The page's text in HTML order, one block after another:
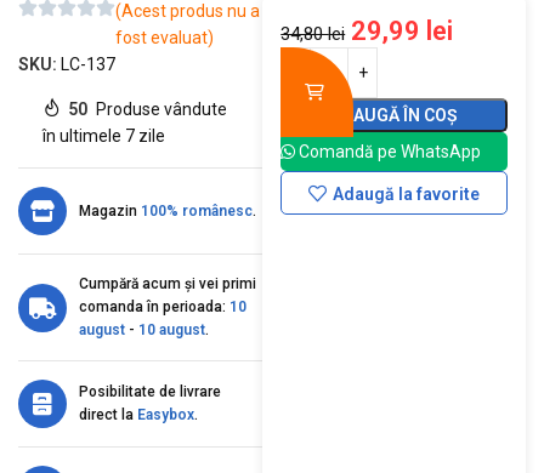
(Acest produs nu a
fost evaluat)
SKU: LC-137
50 Produse vândute
în ultimele 7 zile
Magazin 100% românesc.
Cumpără acum și vei primi
comanda în perioada: 10
august - 10 august.
Posibilitate de livrare
direct la Easybox.
34,80lei 29,99 lei
ADAUGĂ ÎN COȘ
Comandă pe WhatsApp
Adaugă la favorite